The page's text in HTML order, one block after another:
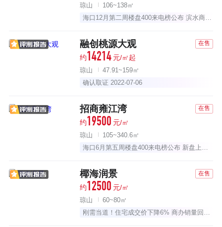
琼山
106~138㎡
融创桃源大观 在售
约14214 元/㎡起
琼山
47.91~159㎡
确认取证 2022-07-06
招商雍江湾 在售
约19500 元/㎡
琼山
105~340.6㎡
椰海润景 在售
约12500 元/㎡
琼山
60~80㎡